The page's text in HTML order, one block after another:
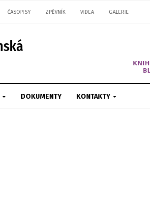
ČASOPISY ZPĚVNÍK VIDEA GALERIE
DOKUMENTY KONTAKTY